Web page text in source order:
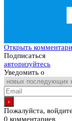
Открыть
Подписаться
авторизуйтесь
Уведомить о
Пожалуйста,
0 комментариев